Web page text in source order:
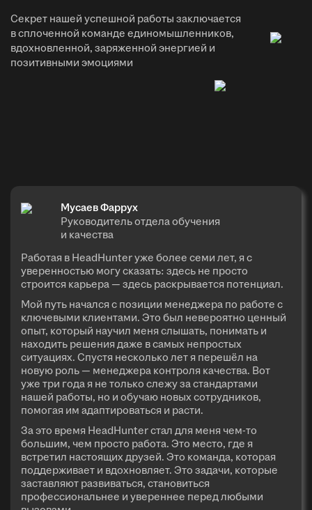
Секрет нашей успешной работы заключается
в сплоченной команде единомышленников,
вдохновленной, заряженной энергией и
позитивными эмоциями
Мусаев Фаррух
Руководитель отдела обучения
и качества
Работая в HeadHunter уже более семи лет, я с
уверенностью могу сказать: здесь не просто
строится карьера — здесь раскрывается потенциал.
Мой путь начался с позиции менеджера по работе с
ключевыми клиентами. Это был невероятно ценный
опыт, который научил меня слышать, понимать и
находить решения даже в самых непростых
ситуациях. Спустя несколько лет я перешёл на
новую роль — менеджера контроля качества. Вот
уже три года я не только слежу за стандартами
нашей работы, но и обучаю новых сотрудников,
помогая им адаптироваться и расти.
За это время HeadHunter стал для меня чем-то
большим, чем просто работа. Это место, где я
встретил настоящих друзей. Это команда, которая
поддерживает и вдохновляет. Это задачи, которые
заставляют развиваться, становиться
профессиональнее и увереннее перед любыми